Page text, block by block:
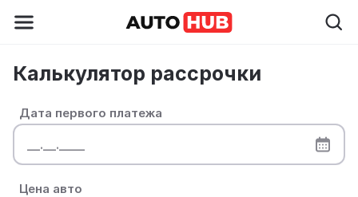
Калькулятор рассрочки
Дата первого платежа
Цена авто